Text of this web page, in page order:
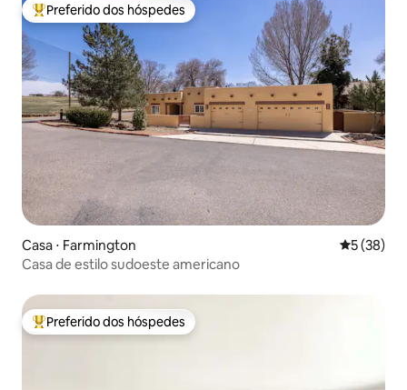
Entre os melhores preferidos dos hóspedes
Preferido dos hóspedes
Casa ⋅ Farmington 5 de uma
5 (38)
Casa de estilo sudoeste americano
Entre os melhores preferidos dos hóspedes
Preferido dos hóspedes